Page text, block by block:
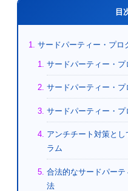
目
サードパーティー・プロ
サードパーティー・プ
サードパーティー・プ
サードパーティー・
アンチチート対策と
ラム
合法的なサードパー
法